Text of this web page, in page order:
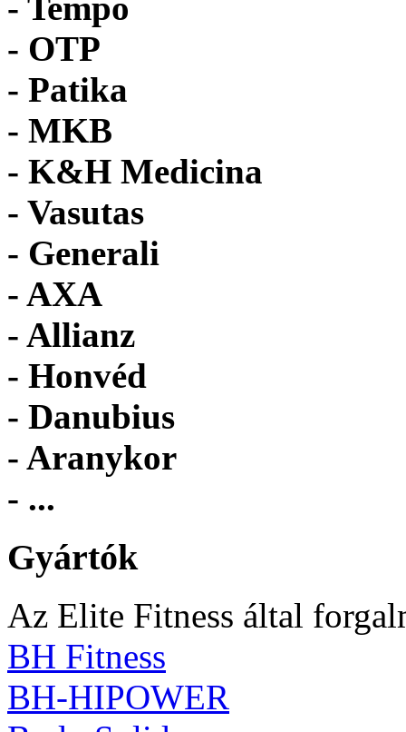
- OTP
- Patika
- MKB
- K&H Medicina
- Vasutas
- Generali
- AXA
- Allianz
- Honvéd
- Danubius
- Aranykor
- ...
Gyártók
Az Elite Fitness által
BH Fitness
BH-HIPOWER